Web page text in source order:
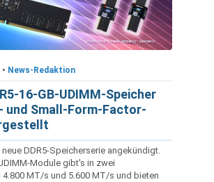
News-Redaktion
16-GB-UDIMM-Speicher
und Small-Form-Factor-
neue DDR5-Speicherserie angekündigt.
Module gibt's in zwei
MT/s und 5.600 MT/s und bieten